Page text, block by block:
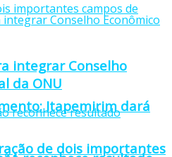
Itapemirim dará
de dois importantes
integrar Conselho
da ONU